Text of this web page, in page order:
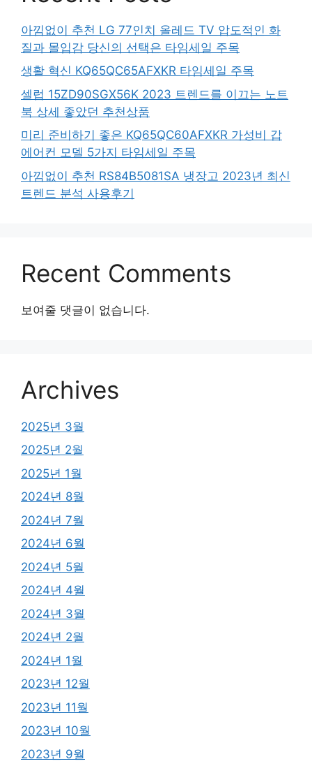
아낌없이 추천 LG 77인치 올레드 TV 압도적인 화
질과 몰입감 당신의 선택은 타임세일 주목
생활 혁신 KQ65QC65AFXKR 타임세일 주목
셀럽 15ZD90SGX56K 2023 트렌드를 이끄는 노트
북 상세 좋았던 추천상품
미리 준비하기 좋은 KQ65QC60AFXKR 가성비 갑
에어컨 모델 5가지 타임세일 주목
아낌없이 추천 RS84B5081SA 냉장고 2023년 최신
트렌드 분석 사용후기
Recent Comments
보여줄 댓글이 없습니다.
Archives
2025년 3월
2025년 2월
2025년 1월
2024년 8월
2024년 7월
2024년 6월
2024년 5월
2024년 4월
2024년 3월
2024년 2월
2024년 1월
2023년 12월
2023년 11월
2023년 10월
2023년 9월